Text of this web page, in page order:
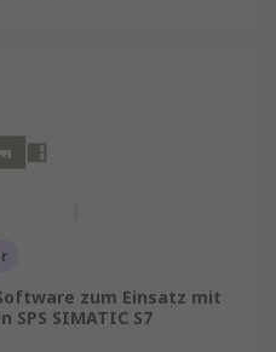
zum Einsatz mit
SIMATIC S7